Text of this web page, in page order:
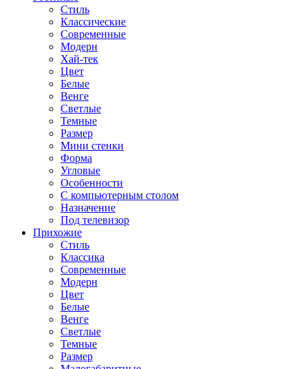
Стиль
Классические
Современные
Модерн
Хай-тек
Цвет
Белые
Венге
Светлые
Темные
Размер
Мини стенки
Форма
Угловые
Особенности
С компьютерным столом
Назначение
Под телевизор
Прихожие
Стиль
Классика
Современные
Модерн
Цвет
Белые
Венге
Светлые
Темные
Размер